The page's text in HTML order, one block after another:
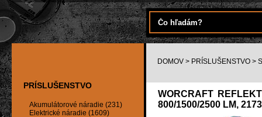
PRÍSLUŠENSTVO
Akumulátorové náradie (231)
Elektrické náradie (1609)
DOMOV > PRÍSLUŠENSTVO >
WORCRAFT
800/1500/2500 LM,